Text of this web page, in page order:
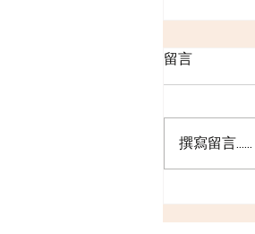
留言
撰寫留言......